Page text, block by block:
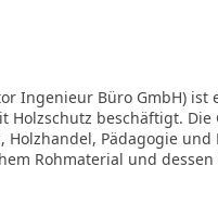
Ingenieur Büro GmbH)
Holzschutz beschäftigt.
Holzhandel, Pädagogie
Rohmaterial und